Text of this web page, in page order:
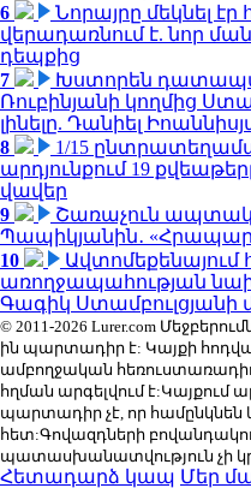
6
Նորայրը մեկնել
վերադառնում է. նոր
դեպքից
7
Խստորեն
Ռուբինյանի կողմից
լինելը. Դանիել
8
1/15
արդյունքում 19
վավեր
9
Շառաչուն
Պապիկյանին․
10
Ավտոմեքենայում
առողջապահության
Գագիկ Ստամբուլցյանի
© 2011-2026 Lurer.com
ին պարտադիր է: Կայքի
ամբողջական
հղման արգելվում
պարտադիր չէ, որ
հետ:Գովազդների
պատասխանատվություն չի
Հետադարձ կապ Մեր